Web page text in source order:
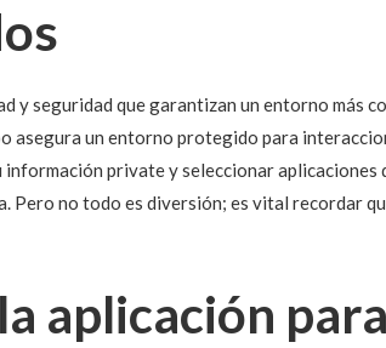
y seguridad que garantizan un entorno más
asegura un entorno protegido para
private y seleccionar aplicaciones
Pero no todo es diversión; es vital recordar
aplicación